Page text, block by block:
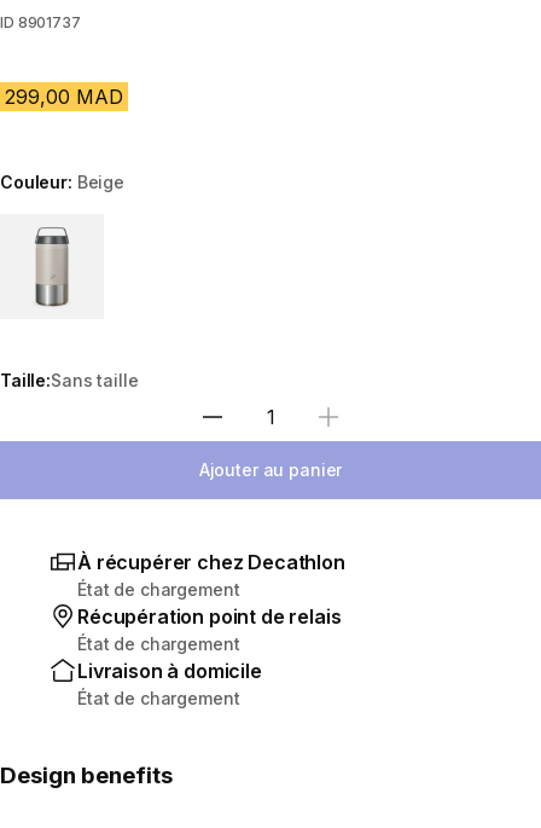
ID 8901737
299,00 MAD
Couleur: Beige
Choose a variant
Taille:Sans taille
Sélectionnez la quantité
Ajouter au panier
À récupérer chez Decathlon
État de chargement
Récupération point de relais
État de chargement
Livraison à domicile
État de chargement
Design benefits